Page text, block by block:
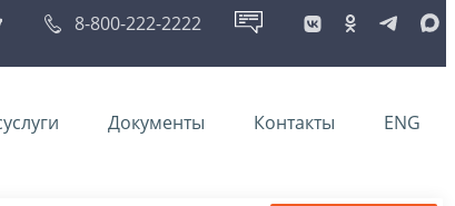
8-800-222-2222
Документы Контакты ENG